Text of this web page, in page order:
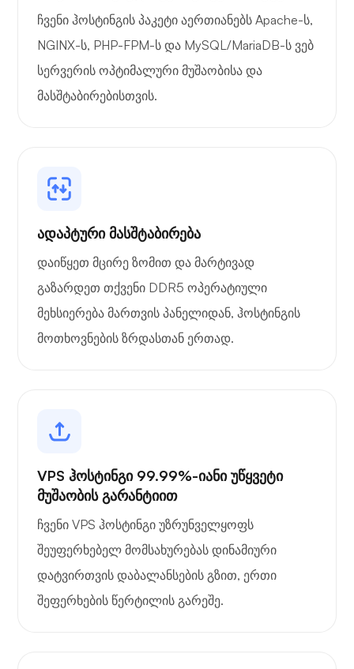
ჩვენი ჰოსტინგის პაკეტი აერთიანებს Apache-ს,
NGINX-ს, PHP-FPM-ს და MySQL/MariaDB-ს ვებ
სერვერის ოპტიმალური მუშაობისა და
მასშტაბირებისთვის.
ადაპტური მასშტაბირება
დაიწყეთ მცირე ზომით და მარტივად
გაზარდეთ თქვენი DDR5 ოპერატიული
მეხსიერება მართვის პანელიდან, ჰოსტინგის
მოთხოვნების ზრდასთან ერთად.
VPS ჰოსტინგი 99.99%-იანი უწყვეტი
მუშაობის გარანტიით
ჩვენი VPS ჰოსტინგი უზრუნველყოფს
შეუფერხებელ მომსახურებას დინამიური
დატვირთვის დაბალანსების გზით, ერთი
შეფერხების წერტილის გარეშე.